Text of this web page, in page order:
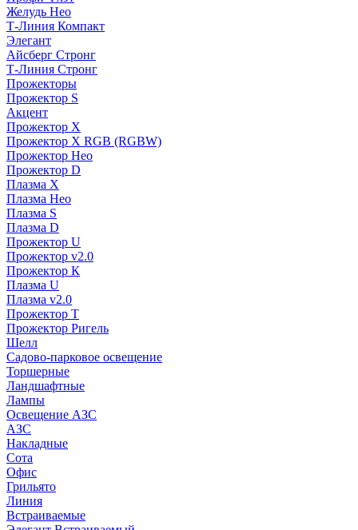
Желудь Нео
Т-Линия Компакт
Элегант
Айсберг Стронг
Т-Линия Стронг
Прожекторы
Прожектор S
Акцент
Прожектор X
Прожектор Х RGB (RGBW)
Прожектор Нео
Прожектор D
Плазма X
Плазма Нео
Плазма S
Плазма D
Прожектор U
Прожектор v2.0
Прожектор К
Плазма U
Плазма v2.0
Прожектор Т
Прожектор Ригель
Шелл
Садово-парковое освещение
Торшерные
Ландшафтные
Лампы
Освещение АЗС
АЗС
Накладные
Сота
Офис
Грильято
Линия
Встраиваемые